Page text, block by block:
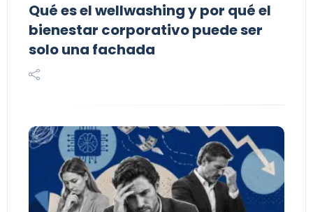
Qué es el wellwashing y por qué el
bienestar corporativo puede ser
solo una fachada